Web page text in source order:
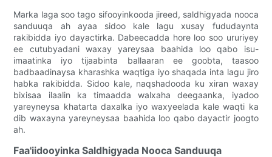
Marka laga soo tago sifooyinkooda jireed, saldhigyada nooca
sanduuqa ah ayaa sidoo kale lagu xusay fududaynta
rakibidda iyo dayactirka. Dabeecadda hore loo soo ururiyey
ee cutubyadani waxay yareysaa baahida loo qabo isu-
imaatinka iyo tijaabinta ballaaran ee goobta, taasoo
badbaadinaysa kharashka waqtiga iyo shaqada inta lagu jiro
habka rakibidda. Sidoo kale, naqshadooda ku xiran waxay
bixisaa ilaalin ka timaadda walxaha deegaanka, iyadoo
yareyneysa khatarta daxalka iyo waxyeelada kale waqti ka
dib waxayna yareyneysaa baahida loo qabo dayactir joogto
ah.
Faa'iidooyinka Saldhigyada Nooca Sanduuqa